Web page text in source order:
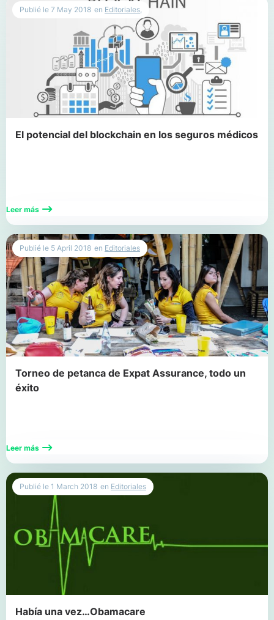
El potencial del blockchain en los seguros médicos
Leer más
Publié le 7 May 2018 en Editoriales,
Torneo de petanca de Expat Assurance, todo un
éxito
Leer más
Publié le 5 April 2018 en Editoriales
Había una vez…Obamacare
Publié le 1 March 2018 en Editoriales